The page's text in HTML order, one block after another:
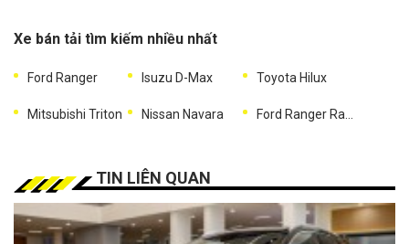
Xe bán tải tìm kiếm nhiều nhất
Ford Ranger Isuzu D-Max Toyota Hilux
Mitsubishi Triton Nissan Navara
TIN LIÊN QUAN